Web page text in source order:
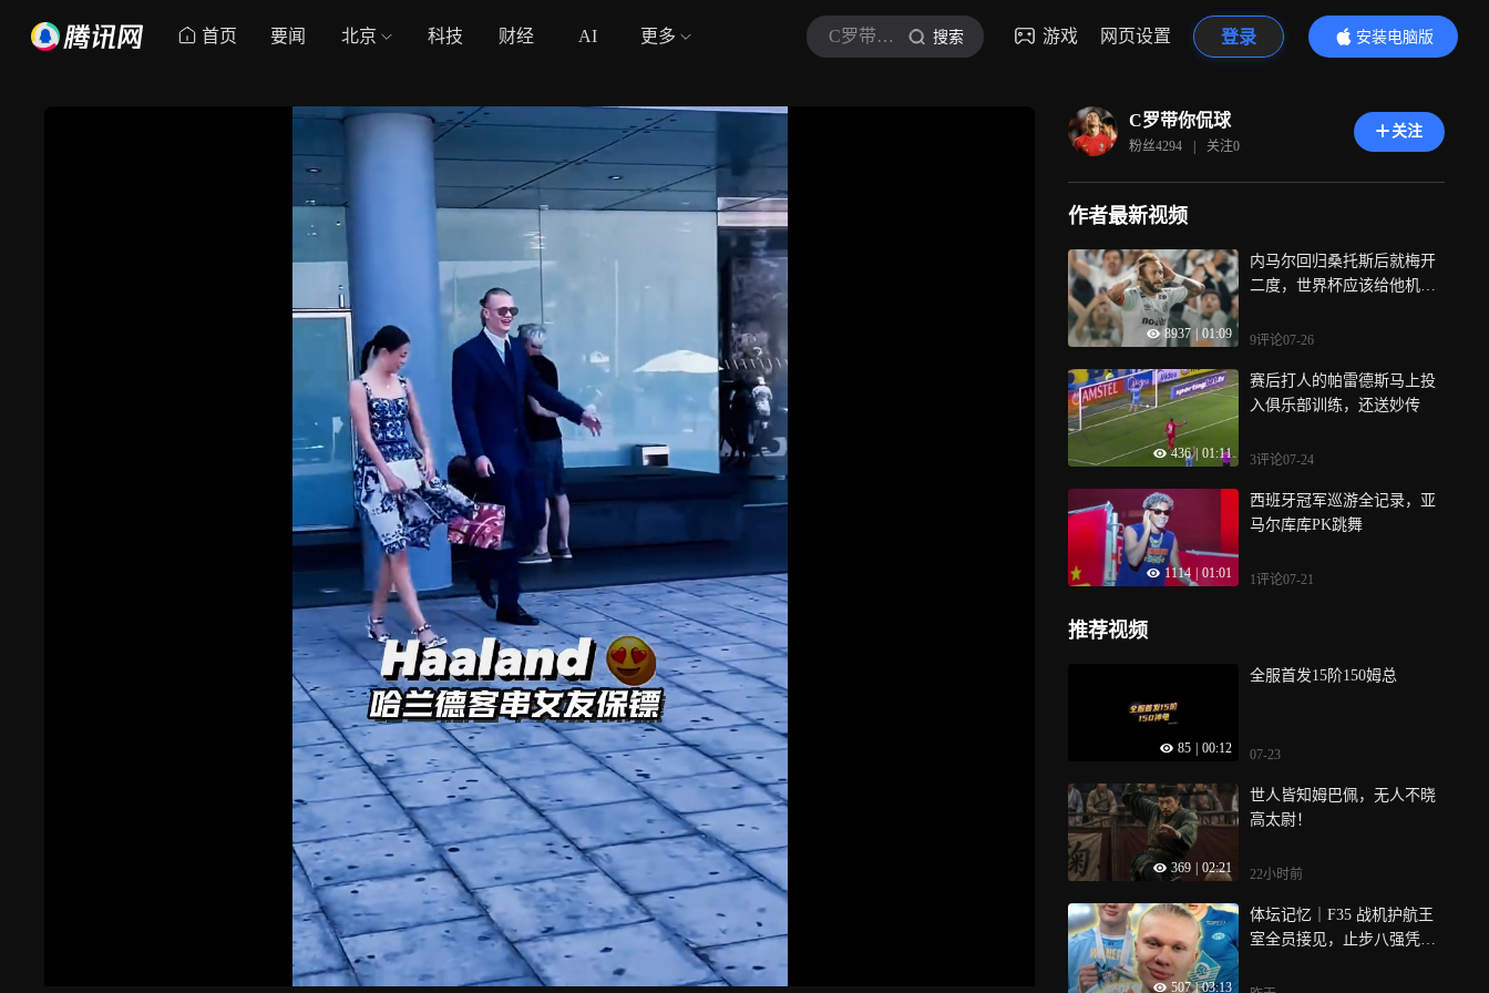
首页 要闻 北京 科技 财经 AI 更多 C罗带你侃球 搜索 游戏 网页设置 登录
安装电脑版
内容更精彩
C罗带你侃球
粉丝4294 | 关注0
关注
作者最新视频
8937 01:09
内马尔回归桑托斯后就梅开
二度，世界杯应该给他机会
9评论07-26
436 01:11
赛后打人的帕雷德斯马上投
入俱乐部训练，还送妙传
3评论07-24
1114 01:01
西班牙冠军巡游全记录，亚
马尔库库PK跳舞
1评论07-21
推荐视频
85 00:12
全服首发15阶150姆总
07-23
369 02:21
世人皆知姆巴佩，无人不晓
高太尉！
22小时前
507 | 03:13
体坛记忆｜F35 战机护航王
室全员接见，止步八强凭什